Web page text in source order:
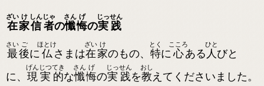
在
ざい
家
け
信
しん
者
じゃ
の懺
さん
悔
げ
の実
じっ
践
せん
最
さい
後
ご
に 仏
ほとけ
さまは在
ざい
家
け
のもの、 特
とく
に心
こころ
ある 人
ひと
びと
に、 現
げん
実
じつ
的
てき
な懺
さん
悔
げ
の実
じっ
践
せん
を教
おし
えてくださいました。